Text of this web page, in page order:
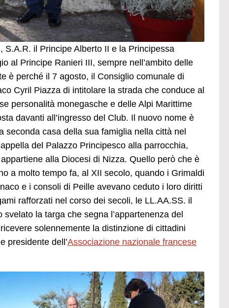
il Principe Alberto II e la Principessa
al Principe Ranieri III, sempre nell’ambito delle
è perché il 7 agosto, il Consiglio comunale di
Cyril Piazza di intitolare la strada che conduce al
personalità monegasche e delle Alpi Marittime
davanti all’ingresso del Club. Il nuovo nome è
seconda casa della sua famiglia nella città nel
del Palazzo Principesco alla parrocchia,
alla Diocesi di Nizza. Quello però che è
a molto tempo fa, al XII secolo, quando i Grimaldi
e i consoli di Peille avevano ceduto i loro diritti
rafforzati nel corso dei secoli, le LL.AA.SS. il
la targa che segna l’appartenenza del
solennemente la distinzione di cittadini
presidente dell’Associazione nazionale francese